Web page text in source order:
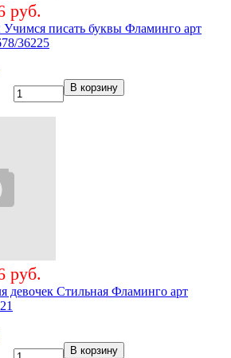
руб.
писать буквы Фламинго арт
36225
В корзину
руб.
девочек Стильная Фламинго арт
В корзину